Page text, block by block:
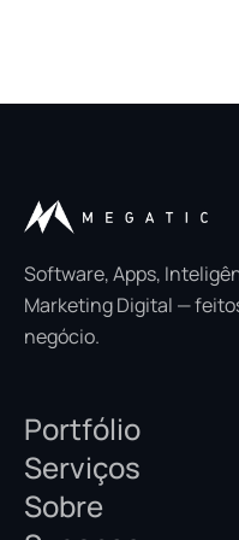
Software, Apps,
Marketing Digital —
negócio.
Portfólio
Serviços
Sobre